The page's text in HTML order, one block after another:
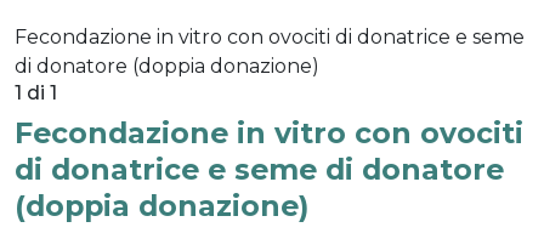
Fecondazione in vitro con ovociti di donatrice e seme
di donatore (doppia donazione)
1 di 1
Fecondazione in vitro con ovociti
di donatrice e seme di donatore
(doppia donazione)